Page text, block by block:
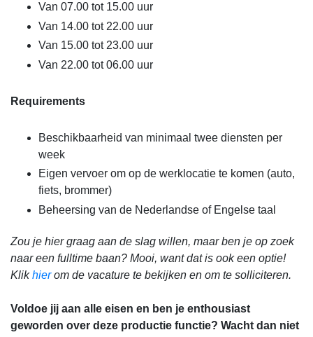
Van 07.00 tot 15.00 uur
Van 14.00 tot 22.00 uur
Van 15.00 tot 23.00 uur
Van 22.00 tot 06.00 uur
Requirements
Beschikbaarheid van minimaal twee diensten per
week
Eigen vervoer om op de werklocatie te komen (auto,
fiets, brommer)
Beheersing van de Nederlandse of Engelse taal
Zou je hier graag aan de slag willen, maar ben je op zoek
naar een fulltime baan? Mooi, want dat is ook een optie!
Klikhierom de vacature te bekijken en om te solliciteren.
Voldoe jij aan alle eisen en ben je enthousiast
geworden over deze productie functie? Wacht dan niet